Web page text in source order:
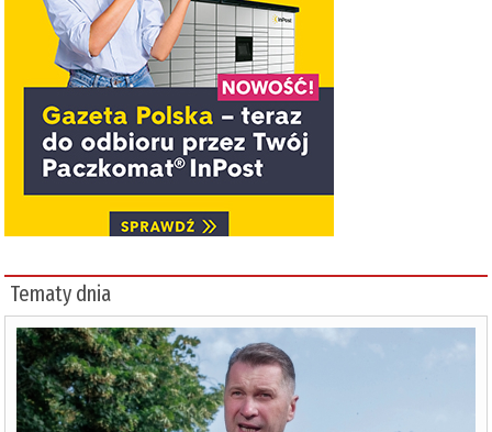
Tematy dnia